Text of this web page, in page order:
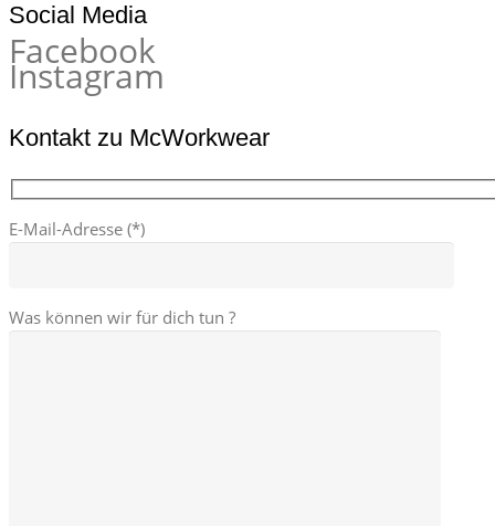
Social Media
Facebook
Instagram
Kontakt zu McWorkwear
E-Mail-Adresse (*)
Was können wir für dich tun ?